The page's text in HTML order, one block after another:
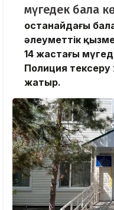
мүгедек бала
Қостанайдағы
әлеуметтік
14 жастағы
Полиция тексеру
жатыр.